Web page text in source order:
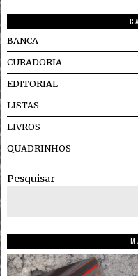
BANCA
CURADORIA
EDITORIAL
LISTAS
LIVROS
QUADRINHOS
Pesquisar